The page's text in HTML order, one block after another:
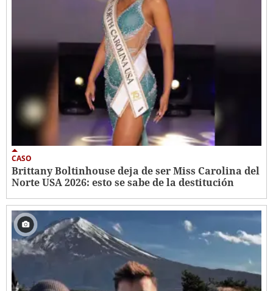
CASO
Brittany Boltinhouse deja de ser Miss Carolina del
Norte USA 2026: esto se sabe de la destitución